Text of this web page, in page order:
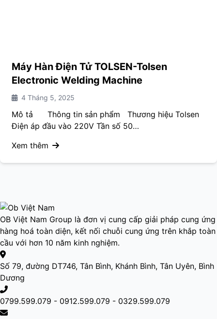
Máy Hàn Điện Tử TOLSEN-Tolsen
Electronic Welding Machine
4 Tháng 5, 2025
Mô tả Thông tin sản phẩm Thương hiệu Tolsen
Điện áp đầu vào 220V Tần số 50…
Xem thêm
OB Việt Nam Group là đơn vị cung cấp giải pháp cung ứng
hàng hoá toàn diện, kết nối chuỗi cung ứng trên khắp toàn
cầu với hơn 10 năm kinh nghiệm.
Số 79, đường DT746, Tân Bình, Khánh Bình, Tân Uyên, Bình
Dương
0799.599.079 - 0912.599.079 - 0329.599.079